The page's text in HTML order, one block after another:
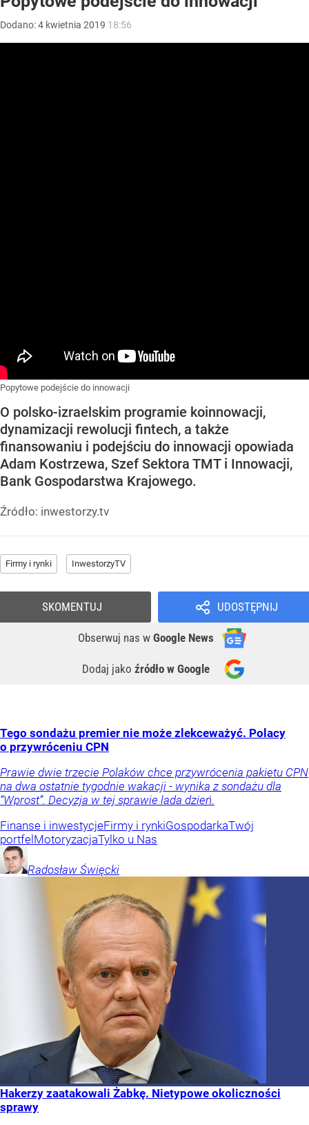
Dodano:4 kwietnia 2019 18:56
Popytowe podejście do innowacji
O polsko-izraelskim programie koinnowacji,
dynamizacji rewolucji fintech, a także
finansowaniu i podejściu do innowacji opowiada
Adam Kostrzewa, Szef Sektora TMT i Innowacji,
Bank Gospodarstwa Krajowego.
Źródło: inwestorzy.tv
Firmy i rynki InwestorzyTV
UDOSTĘPNIJ
Obserwuj nas w Google News
Dodaj jako źródło w Google
SKOMENTUJ
Tego sondażu premier nie może zlekceważyć. Polacy
o przywróceniu CPN
Prawie dwie trzecie Polaków chce przywrócenia pakietu CPN
na dwa ostatnie tygodnie wakacji - wynika z sondażu dla
“Wprost”. Decyzja w tej sprawie lada dzień.
Finanse i inwestycjeFirmy i rynkiGospodarkaTwój
portfel MotoryzacjaTylko u Nas
Radosław Święcki
Hakerzy zaatakowali Żabkę. Nietypowe okoliczności
sprawy